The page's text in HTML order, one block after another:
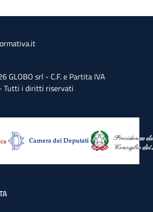
GLOBO srl - C.F. e Partita IVA
Tutti i diritti riservati